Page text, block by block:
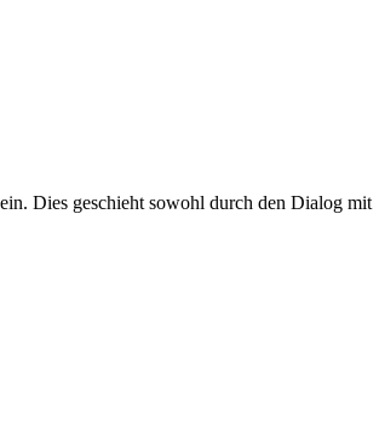
Dies geschieht sowohl durch den Dialog mit